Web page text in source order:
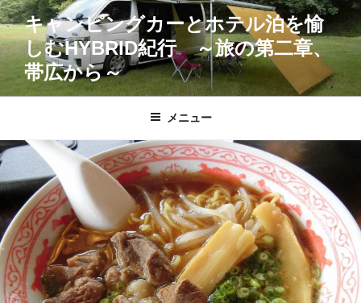
コ
ン
テ
キ
ッ
プ
キャンピングカーとホテル泊を愉
しむHYBRID紀行 ～旅の第二章、
帯広から～
メニュー